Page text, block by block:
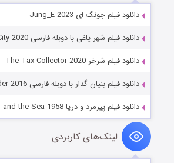
دانلود فیلم جونگ ای Jung_E 2023
دانلود فیلم شهر یاغی با دوبله فارسی Rogue City 2020
دانلود فیلم شرخر The Tax Collector 2020
دانلود فیلم بنیان گذار با دوبله فارسی The Founder 2016
دانلود فیلم پیرمرد و دریا The Old Man and the Sea 1958
لینک‌های کاربردی